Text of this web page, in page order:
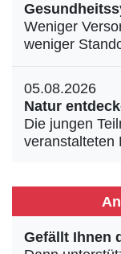
Weniger
weniger
05.08.2026
Natur
Die jungen
veranstalteten
Gefällt Ihnen